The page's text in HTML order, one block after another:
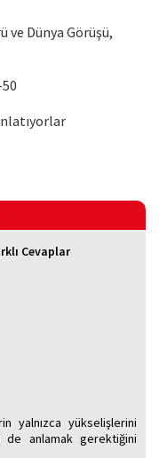
Dünya Görüşü,
Cevaplar
yalnızca yükselişlerini
de anlamak gerektiğini